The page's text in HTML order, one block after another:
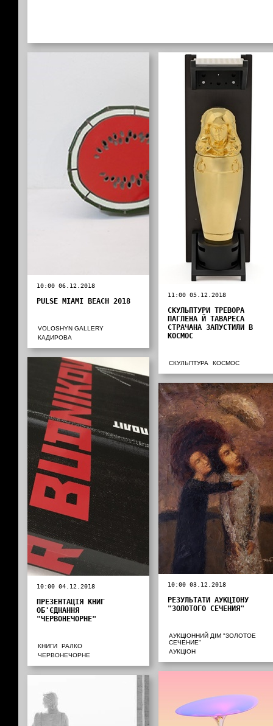
10:00 06.12.2018
PULSE MIAMI BEACH 2018
VOLOSHYN GALLERY
КАДИРОВА
11:00 05.12.2018
СКУЛЬПТУРИ ТРЕВОРА
ПАГЛЕНА Й ТАВАРЕСА
СТРАЧАНА ЗАПУСТИЛИ В
КОСМОС
СКУЛЬПТУРА КОСМОС
10:00 04.12.2018
ПРЕЗЕНТАЦІЯ КНИГ
ОБ'ЄДНАННЯ
"ЧЕРВОНЕЧОРНЕ"
КНИГИ
РАЛКО
ЧЕРВОНЕЧОРНЕ
10:00 03.12.2018
РЕЗУЛЬТАТИ АУКЦІОНУ
"ЗОЛОТОГО СЕЧЕНИЯ"
АУКЦІОННИЙ ДІМ "ЗОЛОТОЕ
СЕЧЕНИЕ"
АУКЦІОН